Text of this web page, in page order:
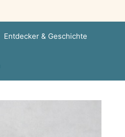
Entdecker & Geschichte